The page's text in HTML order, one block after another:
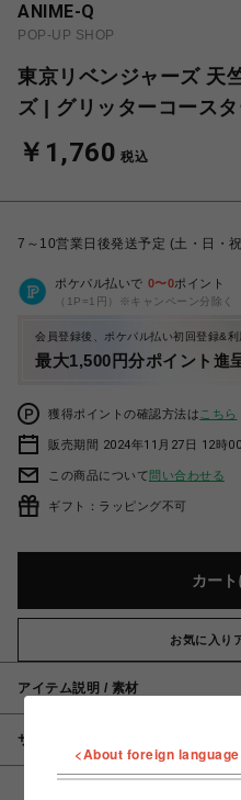
ANIME-Q
POP-UP SHOP
東京リベンジャーズ 天
ズ | グリッターコース
￥1,760 税込
7～10営業日後発送予定 (土・日・
ポケパル払いで 0〜0ポイント
（1P=1円）※キャンペーン分除く
会員登録後、ポケパル払い初回登録&利
最大1,500円分ポイント進
獲得ポイントの確認方法は こちら
販売期間 2024年11月27日 12時
この商品について問い合わせる
ギフト：ラッピング不可
カー
お気に入り
アイテム説明 / 素材
サイズ
<About foreign